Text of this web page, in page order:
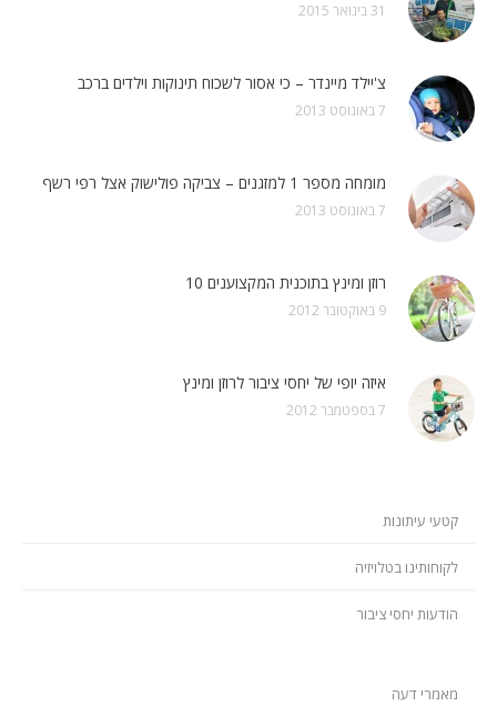
31 בינואר 2015
צ'יילד מיינדר – כי אסור לשכוח תינוקות וילדים ברכב
7 באוגוסט 2013
מומחה מספר 1 למזגנים – צביקה פולישוק אצל רפי רשף
7 באוגוסט 2013
רוזן ומינץ בתוכנית המקצוענים 10
9 באוקטובר 2012
איזה יופי של יחסי ציבור לרוזן ומינץ
7 בספטמבר 2012
קטעי עיתונות
לקוחותינו בטלויזיה
הודעות יחסי ציבור
מאמרי דעה